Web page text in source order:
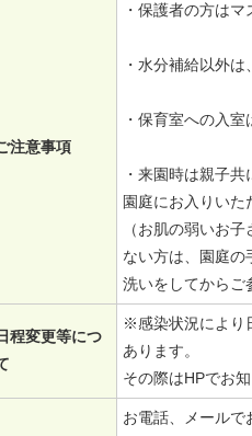
注意事項
・保護者の方は
・水分補給以外
・保育室への入
・来園時は親子
園庭にお入りいた
（お肌の弱いお
ない方は、園庭の
洗いをしてからご
程変更等につ
※感染状況により
あります。
その際はHPでお
お電話、メールで